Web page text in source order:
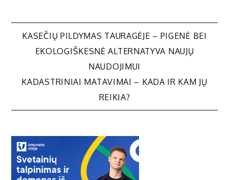
Navigacija
KASEČIŲ PILDYMAS TAURAGĖJE – PIGENĖ BEI
EKOLOGIŠKESNĖ ALTERNATYVA NAUJŲ
NAUDOJIMUI
KADASTRINIAI MATAVIMAI – KADA IR KAM JŲ
REIKIA?